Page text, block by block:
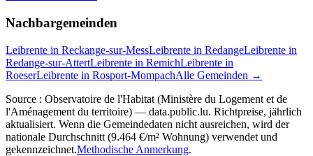
Nachbargemeinden
Leibrente in Reckange-sur-MessLeibrente in RedangeLeibrente in
Redange-sur-AttertLeibrente in RemichLeibrente in
RoeserLeibrente in Rosport-MompachAlle Gemeinden →
Source : Observatoire de l'Habitat (Ministère du Logement et de
l'Aménagement du territoire) — data.public.lu. Richtpreise, jährlich
aktualisiert. Wenn die Gemeindedaten nicht ausreichen, wird der
nationale Durchschnitt (9.464 €/m² Wohnung) verwendet und
gekennzeichnet.Methodische Anmerkung.